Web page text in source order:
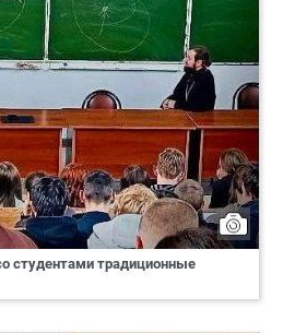
студентами традиционные